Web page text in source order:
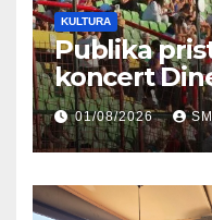
KULTURA
Publika
koncert
Koševu
01/08/2026